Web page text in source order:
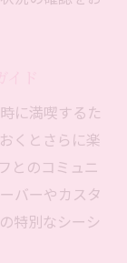
に満喫するた
くとさらに楽
とのコミュニ
バーやカスタ
特別なシーシ